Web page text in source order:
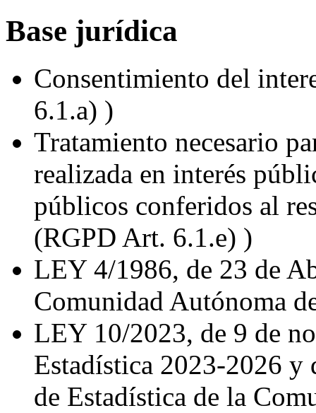
Base jurídica
Consentimiento del
6.1.a) )
Tratamiento necesario
realizada en interés
públicos conferidos al
(RGPD Art. 6.1.e) )
LEY 4/1986, de 23 de
Comunidad Autónoma
LEY 10/2023, de 9 de
Estadística 2023-2026 y
de Estadística de la